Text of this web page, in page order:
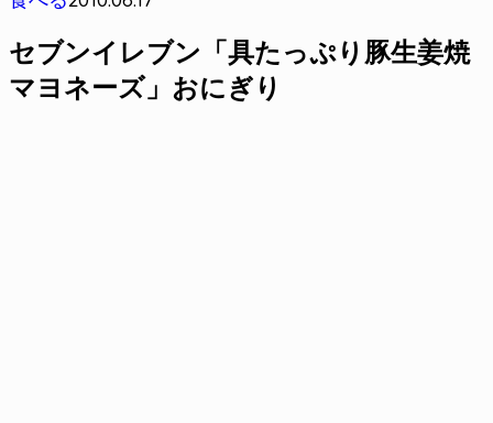
セブンイレブン「具たっぷり豚生姜焼
マヨネーズ」おにぎり